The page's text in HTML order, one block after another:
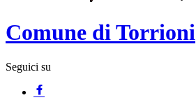
Comune di Torrioni
Seguici su